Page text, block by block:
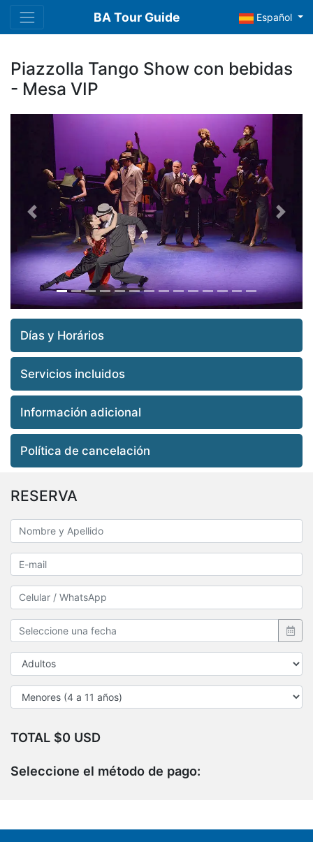
BA Tour Guide Español
Piazzolla Tango Show con bebidas
- Mesa VIP
Previous Next
Días y Horários
Servicios incluidos
Información adicional
Política de cancelación
RESERVA
TOTAL $0 USD
Seleccione el método de pago: